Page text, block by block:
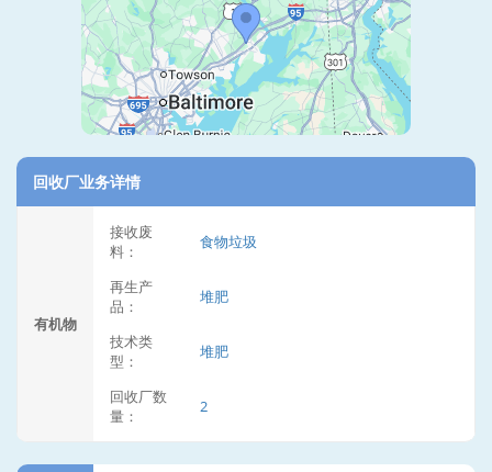
回收厂业务详情
有机物
接收废
料：
食物垃圾
再生产
品：
堆肥
技术类
型：
堆肥
回收厂数
量：
2